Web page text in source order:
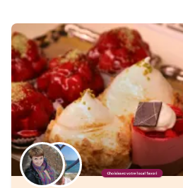
Choisissez votre local favori